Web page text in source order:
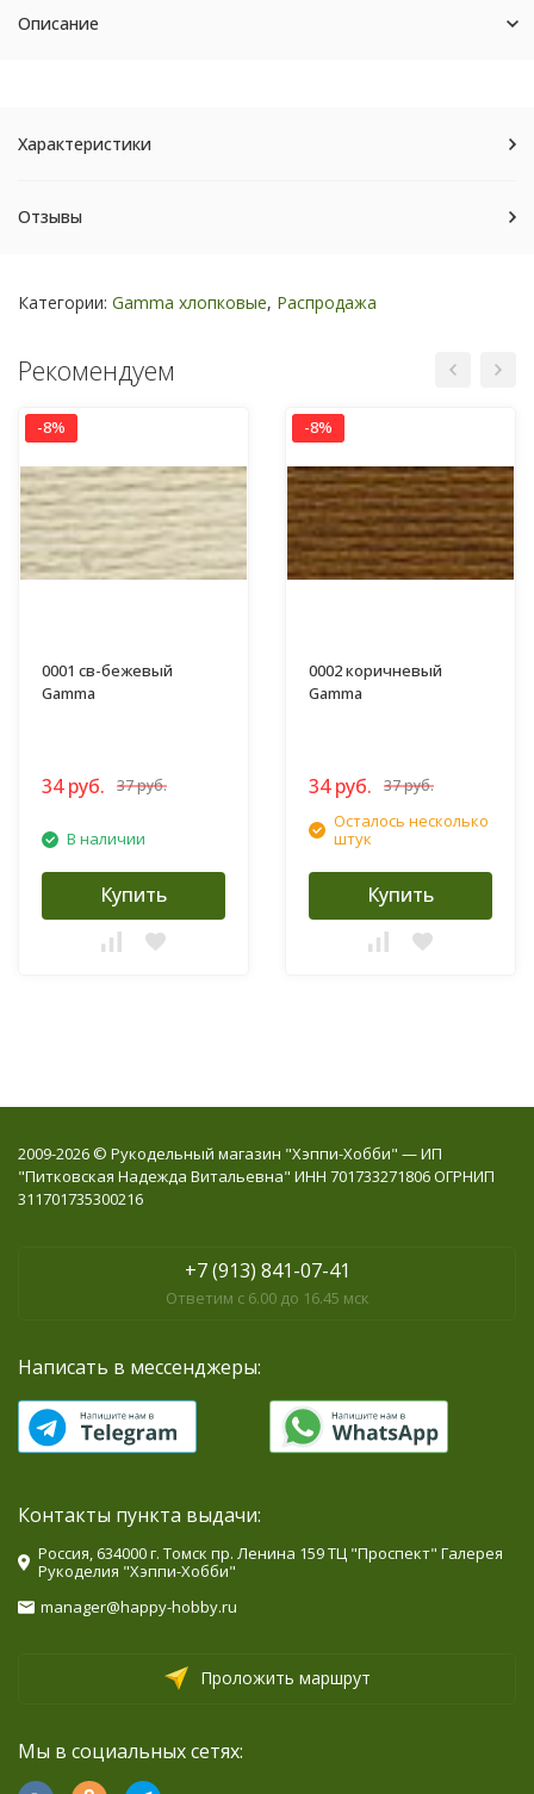
Описание
Характеристики
Отзывы
Категории: Gamma хлопковые, Распродажа
Рекомендуем
-8%
0001 св-бежевый
Gamma
34 руб. 37 руб.
В наличии
Купить
-8%
0002 коричневый
Gamma
34 руб. 37 руб.
Осталось несколько
штук
Купить
2009-2026 © Рукодельный магазин "Хэппи-Хобби" — ИП
"Питковская Надежда Витальевна" ИНН 701733271806 ОГРНИП
311701735300216
+7 (913) 841-07-41
Ответим с 6.00 до 16.45 мск
Написать в мессенджеры:
Контакты пункта выдачи:
Россия, 634000 г. Томск пр. Ленина 159 ТЦ "Проспект" Галерея
Рукоделия "Хэппи-Хобби"
manager@happy-hobby.ru
Проложить маршрут
Мы в социальных сетях: